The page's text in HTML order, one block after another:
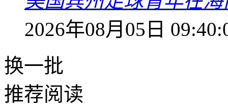
2026年08月05日
换一批
推荐阅读